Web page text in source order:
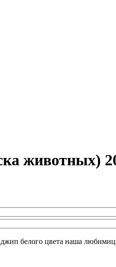
животных)
белого цвета наша